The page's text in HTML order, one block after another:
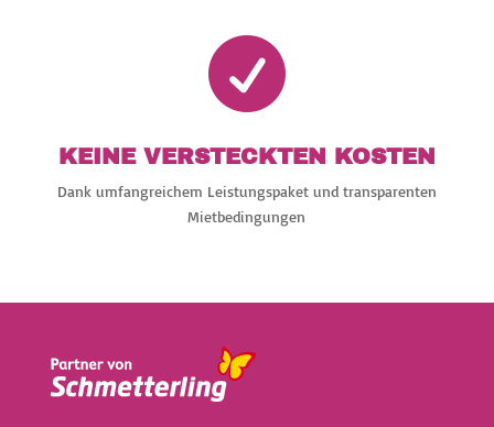

KEINE VERSTECKTEN KOSTEN
Dank umfangreichem Leistungspaket und transparenten
Mietbedingungen